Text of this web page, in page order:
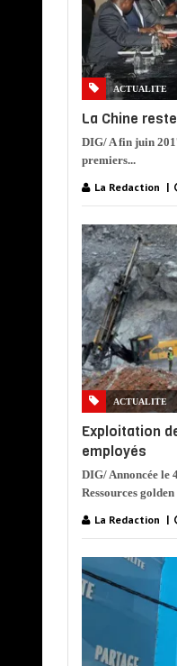
ACTUALITE
La Chine
DIG/ A fin juin
premiers...
La Redaction
ACTUALITE
Exploitation
employés
DIG/ Annoncée le
Ressources
La Redaction